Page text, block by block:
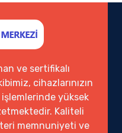
ve sertifikalı
cihazlarınızın
işlemlerinde yüksek
Kaliteli
memnuniyeti ve